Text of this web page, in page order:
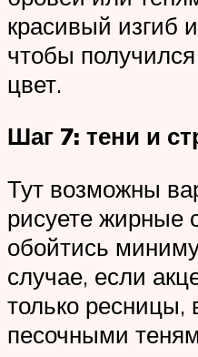
красивый изгиб
чтобы
цвет.
Шаг 7: тени и
Тут возможны
рисуете жирные
обойтись
случае, если
только ресницы,
песочными